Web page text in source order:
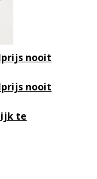
nooit
nooit
te